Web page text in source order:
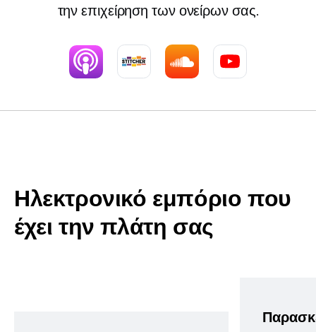
την επιχείρηση των ονείρων σας.
Ηλεκτρονικό εμπόριο που
έχει την πλάτη σας